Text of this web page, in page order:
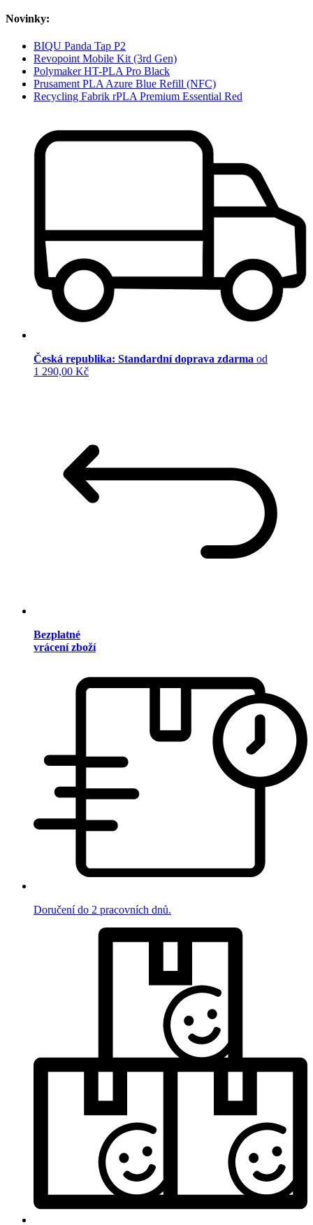
Novinky:
BIQU Panda Tap P2
Revopoint Mobile Kit (3rd Gen)
Polymaker HT-PLA Pro Black
Prusament PLA Azure Blue Refill (NFC)
Recycling Fabrik rPLA Premium Essential Red
Česká republika: Standardní doprava zdarma od
1 290,00 Kč
Bezplatné
vrácení zboží
Doručení do 2 pracovních dnů.